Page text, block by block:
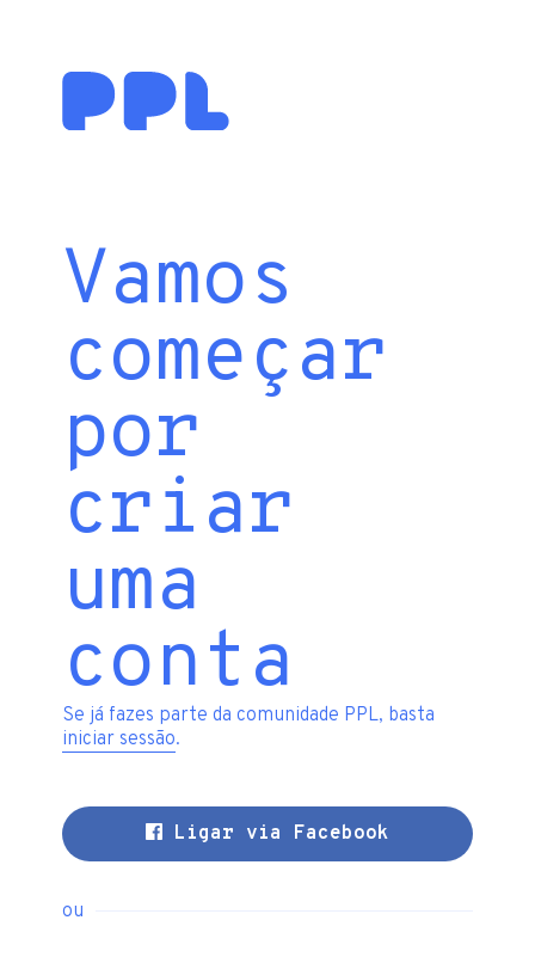
Vamos
começar
por
criar
uma
conta
Se já fazes parte da comunidade PPL, basta
iniciar sessão.
Ligar via Facebook
ou